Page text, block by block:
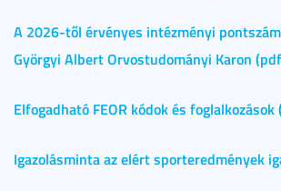
A 2026-től érvényes intézményi
Györgyi Albert Orvostudományi Karon
Elfogadható FEOR kódok és
Igazolásminta az elért sporteredmények